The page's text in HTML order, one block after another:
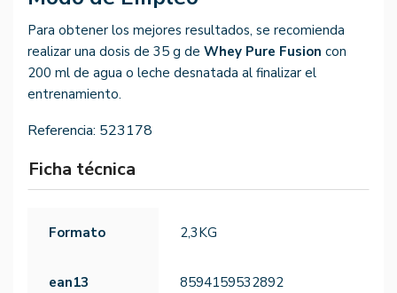
Para obtener los mejores resultados, se recomienda
realizar una dosis de 35 g de Whey Pure Fusion con
200 ml de agua o leche desnatada al finalizar el
entrenamiento.
Referencia: 523178
Ficha técnica
Formato 2,3KG
ean13 8594159532892